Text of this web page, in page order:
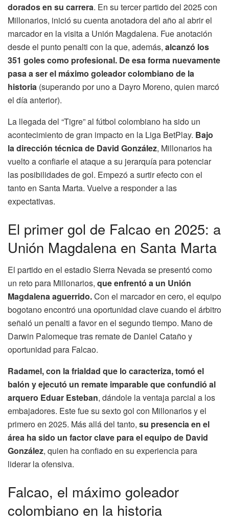
dorados en su carrera. En su tercer partido del 2025 con
Millonarios, inició su cuenta anotadora del año al abrir el
marcador en la visita a Unión Magdalena. Fue anotación
desde el punto penalti con la que, además, alcanzó los
351 goles como profesional. De esa forma nuevamente
pasa a ser el máximo goleador colombiano de la
historia (superando por uno a Dayro Moreno, quien marcó
el día anterior).
La llegada del “Tigre” al fútbol colombiano ha sido un
acontecimiento de gran impacto en la Liga BetPlay. Bajo
la dirección técnica de David González, Millonarios ha
vuelto a confiarle el ataque a su jerarquía para potenciar
las posibilidades de gol. Empezó a surtir efecto con el
tanto en Santa Marta. Vuelve a responder a las
expectativas.
El primer gol de Falcao en 2025: a
Unión Magdalena en Santa Marta
El partido en el estadio Sierra Nevada se presentó como
un reto para Millonarios, que enfrentó a un Unión
Magdalena aguerrido.Con el marcador en cero, el equipo
bogotano encontró una oportunidad clave cuando el árbitro
señaló un penalti a favor en el segundo tiempo. Mano de
Darwin Palomeque tras remate de Daniel Cataño y
oportunidad para Falcao.
Radamel, con la frialdad que lo caracteriza, tomó el
balón y ejecutó un remate imparable que confundió al
arquero Eduar Esteban, dándole la ventaja parcial a los
embajadores. Este fue su sexto gol con Millonarios y el
primero en 2025. Más allá del tanto, su presencia en el
área ha sido un factor clave para el equipo de David
González, quien ha confiado en su experiencia para
liderar la ofensiva.
Falcao, el máximo goleador
colombiano en la historia